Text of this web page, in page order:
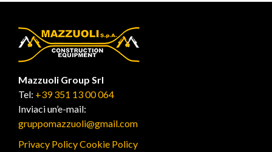
Mazzuoli Group Srl
Tel: +39 351 13 00 064
Inviaci un’e-mail:
gruppomazzuoli@gmail.com
Privacy PolicyCookie Policy